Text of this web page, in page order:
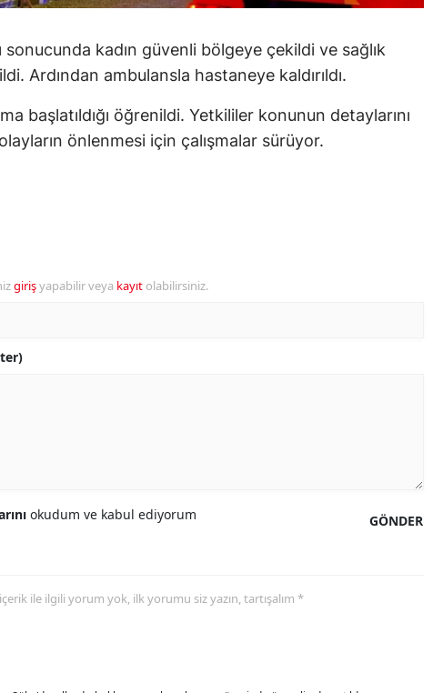
Karaman
Batman
Iğdır
sonucunda kadın güvenli bölgeye çekildi ve sağlık
Ardından ambulansla hastaneye kaldırıldı.
başlatıldığı öğrenildi. Yetkililer konunun detaylarını
önlenmesi için çalışmalar sürüyor.
girişyapabilir veya kayıt olabilirsiniz.
GÖNDER
okudum ve kabul ediyorum
ile ilgili yorum yok, ilk yorumu siz yazın, tartışalım *